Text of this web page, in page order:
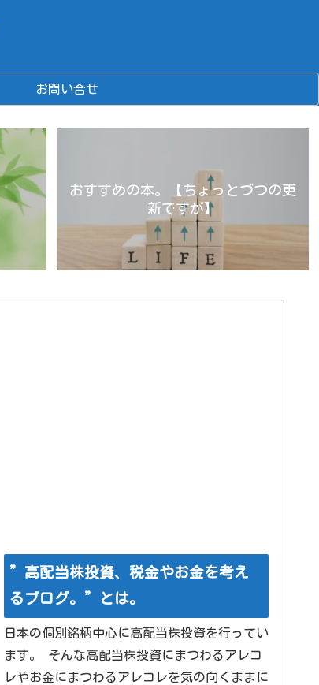
お問い合せ
おすすめの本。【ちょっとづつの更
新ですが】
”高配当株投資、税金やお金を考え
るブログ。”とは。
日本の個別銘柄中心に高配当株投資を行ってい
ます。 そんな高配当株投資にまつわるアレコ
レやお金にまつわるアレコレを気の向くままに